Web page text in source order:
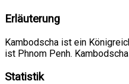
Erläuterung
Kambodscha ist ein
ist Phnom Penh.
Statistik